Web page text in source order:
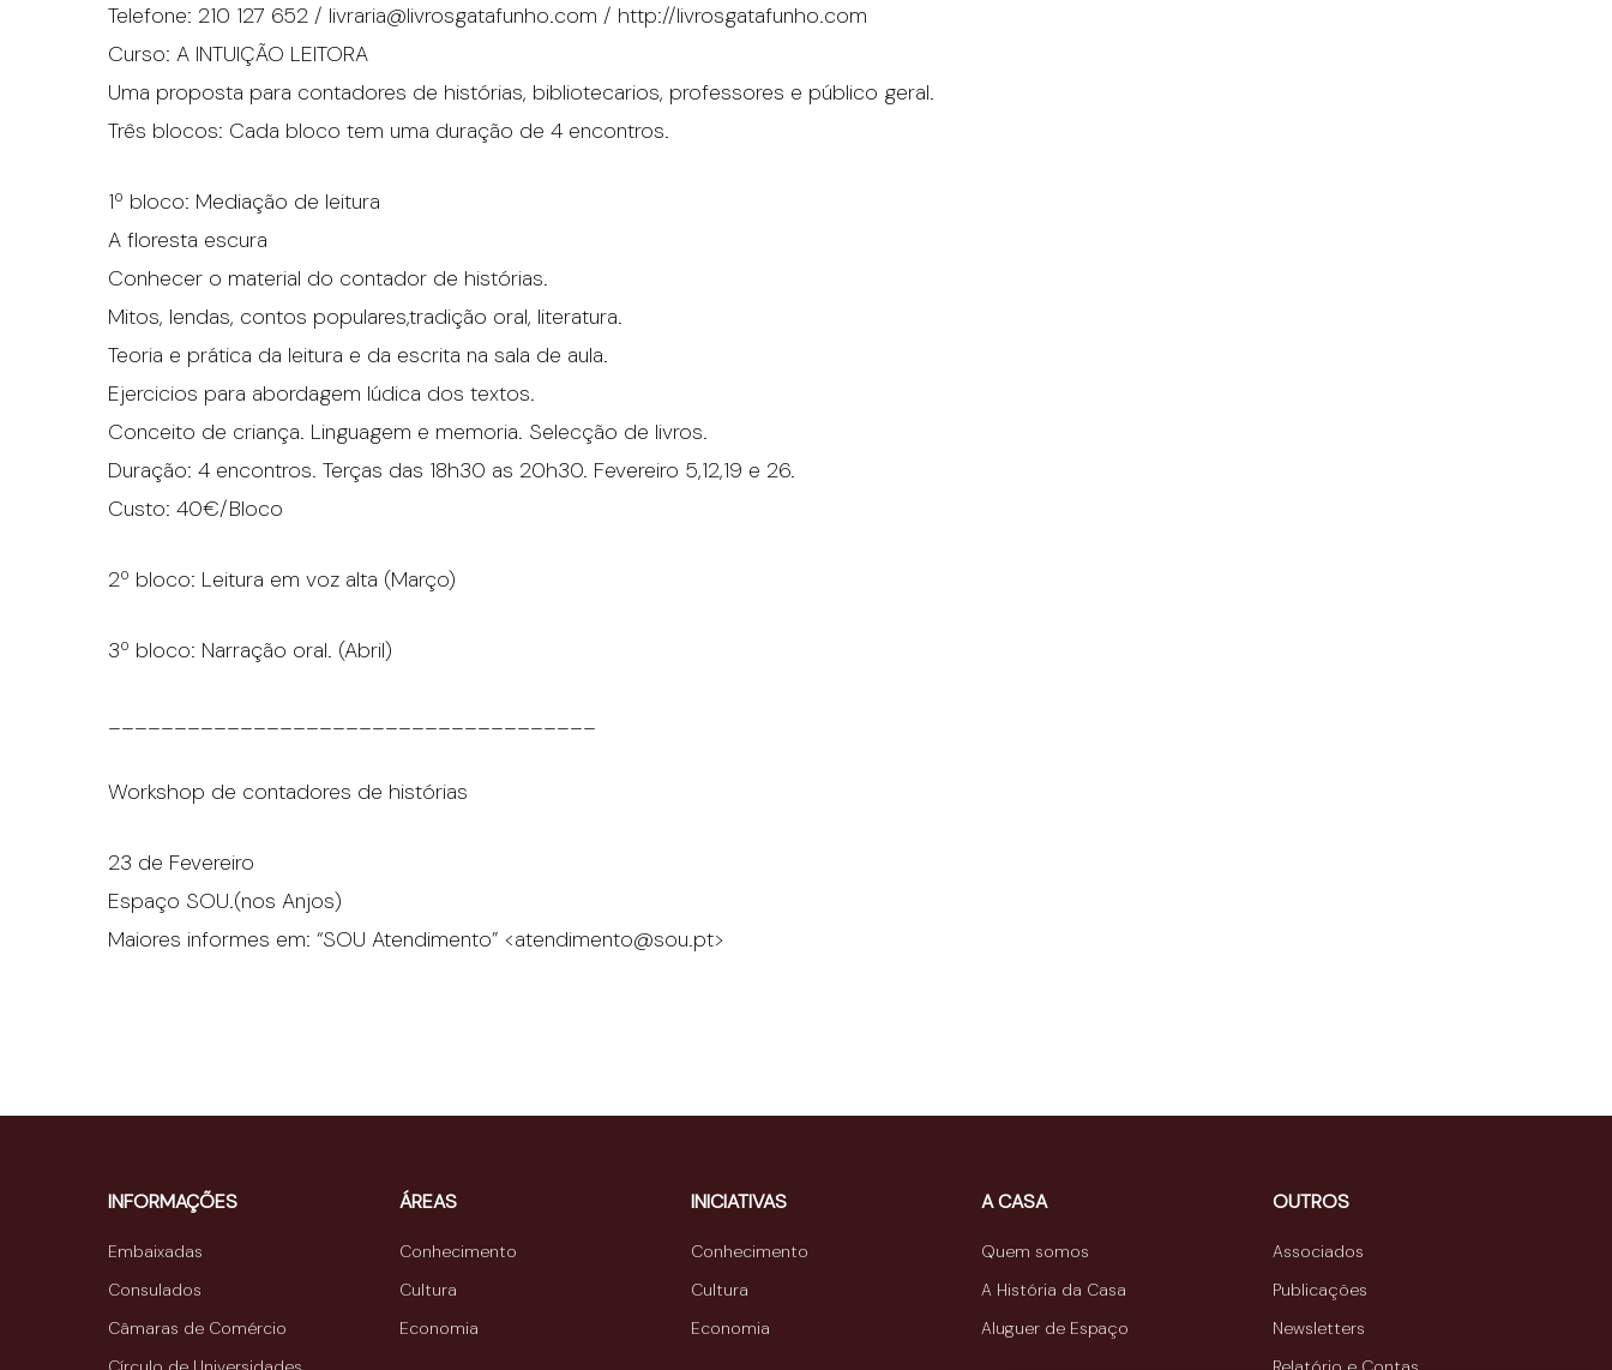
Telefone: 210 127 652 / livraria@livrosgatafunho.com / http://livrosgatafunho.com
Curso: A INTUIÇÃO LEITORA
Uma proposta para contadores de histórias, bibliotecarios, professores e público geral.
Três blocos: Cada bloco tem uma duração de 4 encontros.
1º bloco: Mediação de leitura
A floresta escura
Conhecer o material do contador de histórias.
Mitos, lendas, contos populares,tradição oral, literatura.
Teoria e prática da leitura e da escrita na sala de aula.
Ejercicios para abordagem lúdica dos textos.
Conceito de criança. Linguagem e memoria. Selecção de livros.
Duração: 4 encontros. Terças das 18h30 as 20h30. Fevereiro 5,12,19 e 26.
Custo: 40€/Bloco
2º bloco: Leitura em voz alta (Março)
3º bloco: Narração oral. (Abril)
_____________________________________
Workshop de contadores de histórias
23 de Fevereiro
Espaço SOU.(nos Anjos)
Maiores informes em: “SOU Atendimento” <atendimento@sou.pt>
INFORMAÇÕES
Embaixadas
Consulados
Câmaras de Comércio
ÁREAS
Conhecimento
Cultura
Economia
INICIATIVAS
Conhecimento
Cultura
Economia
A CASA
Quem somos
A História da Casa
Aluguer de Espaço
OUTROS
Associados
Publicações
Newsletters